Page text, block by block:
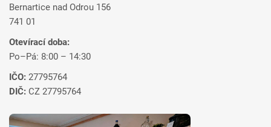
Bernartice nad Odrou 156
741 01
Otevírací doba:
Po–Pá: 8:00 – 14:30
IČO: 27795764
DIČ: CZ 27795764